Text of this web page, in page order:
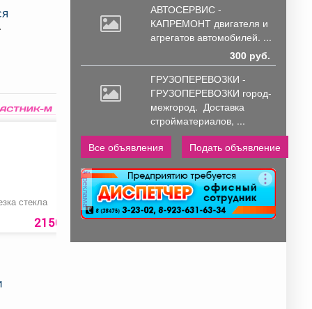
стекла
2150 руб.
Ящик для лука
35 руб.
Перчатки
со вспененным
покрытием ЗИМА
169
АВТОСЕРВИС -
КАПРЕМОНТ двигателя и
агрегатов автомобилей. ...
300 руб.
ГРУЗОПЕРЕВОЗКИ -
ГРУЗОПЕРЕВОЗКИ город-
межгород. Доставка
стройматериалов, ...
Все объявления
Подать объявление
реклама